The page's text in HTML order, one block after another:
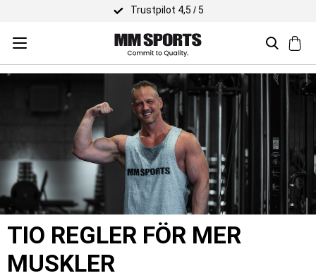
Trustpilot 4,5 / 5
TIO REGLER FÖR MER
MUSKLER